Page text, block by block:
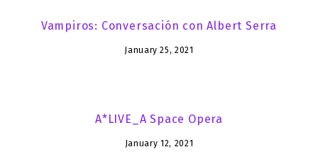
Vampiros: Conversación con Albert Serra
January 25, 2021
A*LIVE_A Space Opera
January 12, 2021